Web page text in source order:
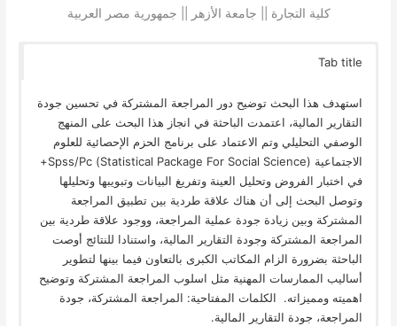
كلية التجارة || جامعة الأزهر || جمهورية مصر العربية
Tab title
استهدف هذا البحث توضيح دور المراجعة المشتركة في تحسين جودة
التقارير المالية، اعتمدت الباحثة في انجاز هذا البحث على المنهج
الوصفي التحليلي وتم الاعتماد على برنامج الحزم الإحصائية للعلوم
الاجتماعية (Statistical Package For Social Science) Spss/Pc+
في اختبار الفروض وتحليل العينة وتفريغ البيانات وتبويبها وتحليلها
وتوصل البحث إلى أن هناك علاقة طردية بين تطبيق المراجعة
المشتركة وبين زيادة جودة عملية المراجعة، ووجود علاقة طردية بين
المراجعة المشتركة وجودة التقارير المالية، واستنادا للنتائج أوصت
الباحثة بضرورة الزام المكاتب الكبرى بالتعاون فيما بينها لتطوير
أساليب الممارسات المهنية مثل اسلوب المراجعة المشتركة وتوضيح
اهميته ومميزاته. الكلمات المفتاحية: المراجعة المشتركة، جودة
المراجعة، جودة التقارير المالية.